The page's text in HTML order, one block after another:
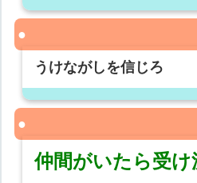
うけながしを信じろ
仲間がいたら受